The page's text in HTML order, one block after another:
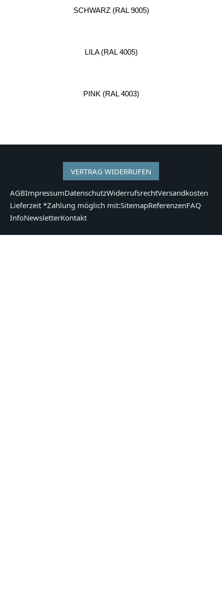
SCHWARZ (RAL 9005)
LILA (RAL 4005)
PINK (RAL 4003)
VERTRAG WIDERRUFEN
AGBImpressumDatenschutzWiderrufsrechtVersandkosten
Lieferzeit *Zahlung möglich mit:SitemapReferenzenFAQ
InfoNewsletterKontakt